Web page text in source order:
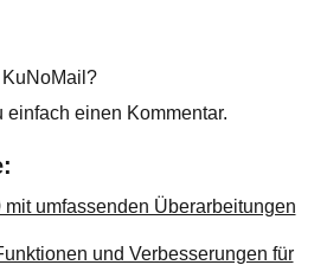
einen Kommentar.
umfassenden Überarbeitungen
und Verbesserungen für